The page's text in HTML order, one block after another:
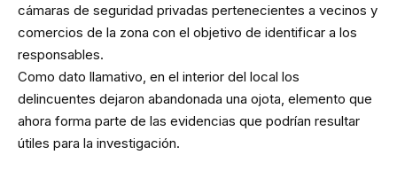
cámaras de seguridad privadas pertenecientes a vecinos y
comercios de la zona con el objetivo de identificar a los
responsables.
Como dato llamativo, en el interior del local los
delincuentes dejaron abandonada una ojota, elemento que
ahora forma parte de las evidencias que podrían resultar
útiles para la investigación.